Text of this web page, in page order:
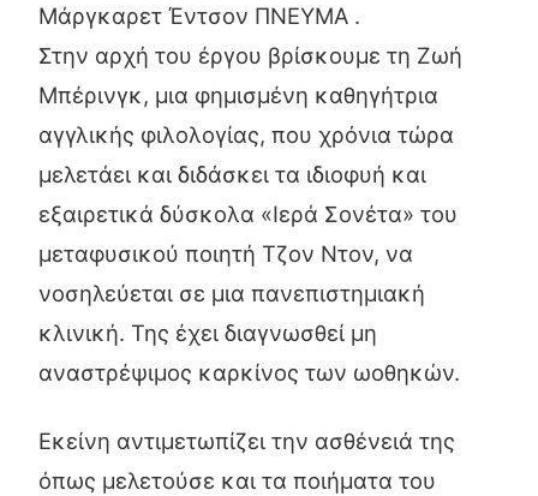
Mάργκαρετ Έντσον ΠΝΕΥΜΑ .
Στην αρχή του έργου βρίσκουμε τη Ζωή
Μπέρινγκ, μια φημισμένη καθηγήτρια
αγγλικής φιλολογίας, που χρόνια τώρα
μελετάει και διδάσκει τα ιδιοφυή και
εξαιρετικά δύσκολα «Ιερά Σονέτα» του
μεταφυσικού ποιητή Τζον Ντον, να
νοσηλεύεται σε μια πανεπιστημιακή
κλινική. Της έχει διαγνωσθεί μη
αναστρέψιμος καρκίνος των ωοθηκών.
Εκείνη αντιμετωπίζει την ασθένειά της
όπως μελετούσε και τα ποιήματα του